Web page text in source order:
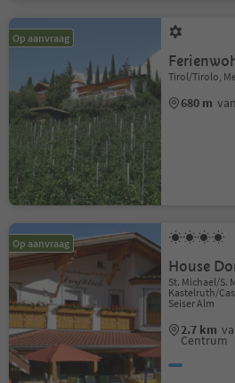
Op aanvraag
Tirol/Tirolo,
680 m
Op aanvraag
House
St. Michael/S.
Kastelruth/
Seiser Alm
2.7 km
Centrum